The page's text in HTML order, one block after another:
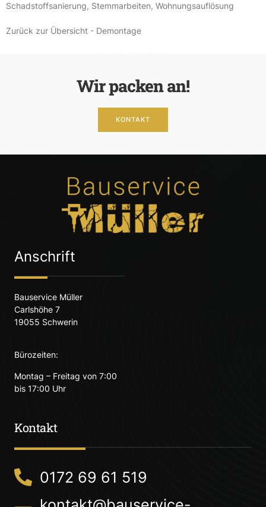
Schadstoffsanierung, Stemmarbeiten, Wohnungsauflösung
Zurück zur Übersicht - Demontage
Wir packen an!
KONTAKT
Anschrift
Bauservice Müller
Carlshöhe 7
19055 Schwerin
Bürozeiten:
Montag – Freitag von 7:00
bis 17:00 Uhr
Kontakt
0172 69 61 519